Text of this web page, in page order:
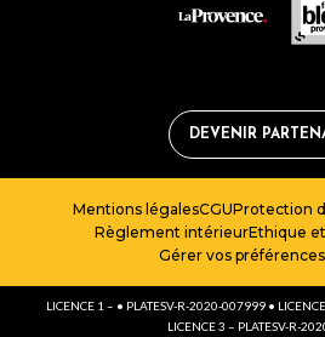
DEVENIR
Mentions légalesCGUProtection
Règlement intérieurEthique
Gérer vos
LICENCE 1 – • PLATESV-R-2020-007999 •
LICENCE 3 – PLATESV-R-